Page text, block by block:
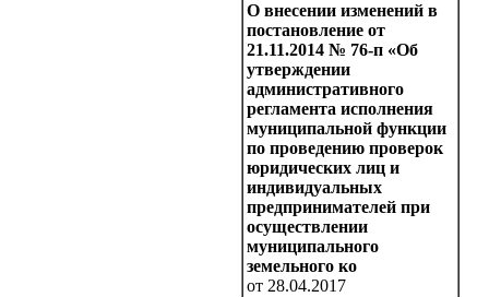
О внесении изменений в
постановление от
21.11.2014 № 76-п «Об
утверждении
административного
регламента исполнения
муниципальной функции
по проведению проверок
юридических лиц и
индивидуальных
предпринимателей при
осуществлении
муниципального
земельного ко
от 28.04.2017